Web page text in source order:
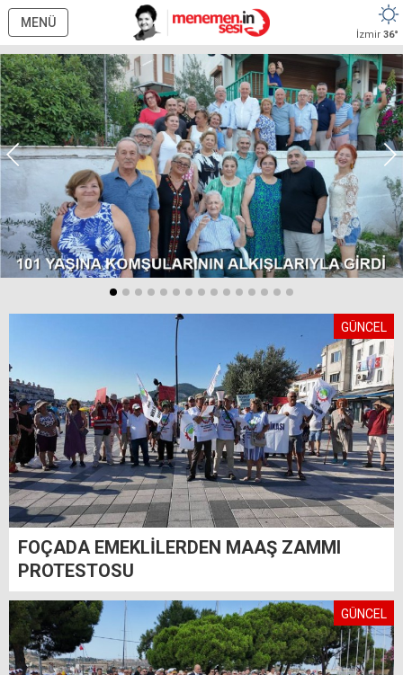
MENÜ
İzmir 36°
GÜNCEL
FOÇADA EMEKLİLERDEN MAAŞ ZAMMI
PROTESTOSU
GÜNCEL